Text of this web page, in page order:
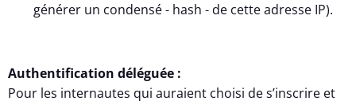
générer un condensé - hash - de cette adresse IP).
Authentification déléguée :
Pour les internautes qui auraient choisi de s’inscrire et